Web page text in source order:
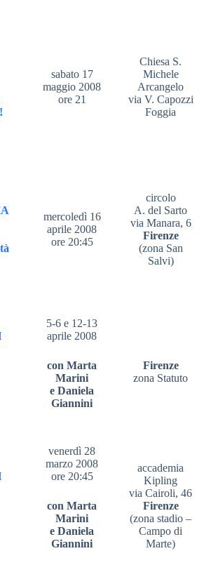
sabato 17
maggio 2008
ore 21
Chiesa S.
Michele
Arcangelo
via V. Capozzi
Foggia
mercoledì 16
aprile 2008
ore 20:45
circolo
A. del Sarto
via Manara, 6
Firenze
(zona San
Salvi)
5-6 e 12-13
aprile 2008
con Marta
Marini
e Daniela
Giannini
Firenze
zona Statuto
venerdì 28
marzo 2008
ore 20:45
con Marta
Marini
e Daniela
Giannini
accademia
Kipling
via Cairoli, 46
Firenze
(zona stadio –
Campo di
Marte)